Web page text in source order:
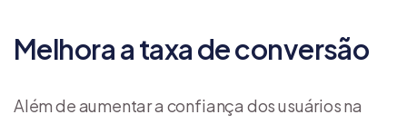
Melhora a taxa de conversão
Além de aumentar a confiança dos usuários na